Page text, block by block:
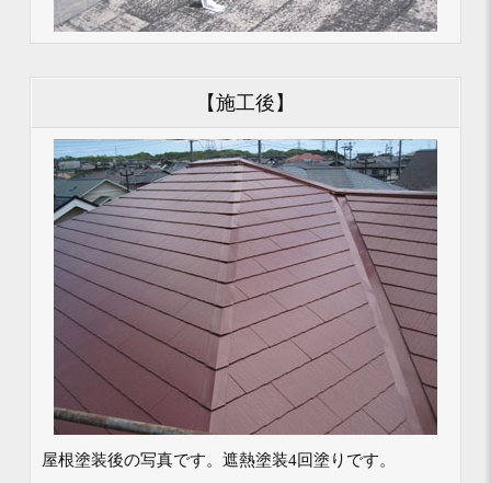
【施工後】
屋根塗装後の写真です。遮熱塗装4回塗りです。